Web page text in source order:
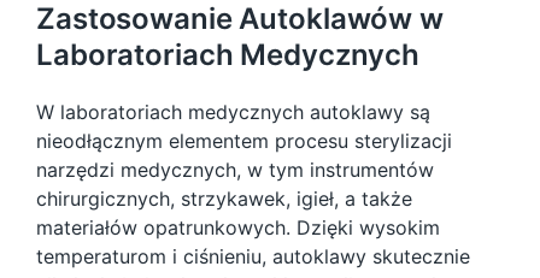
Zastosowanie Autoklawów w
Laboratoriach Medycznych
W laboratoriach medycznych autoklawy są
nieodłącznym elementem procesu sterylizacji
narzędzi medycznych, w tym instrumentów
chirurgicznych, strzykawek, igieł, a także
materiałów opatrunkowych. Dzięki wysokim
temperaturom i ciśnieniu, autoklawy skutecznie